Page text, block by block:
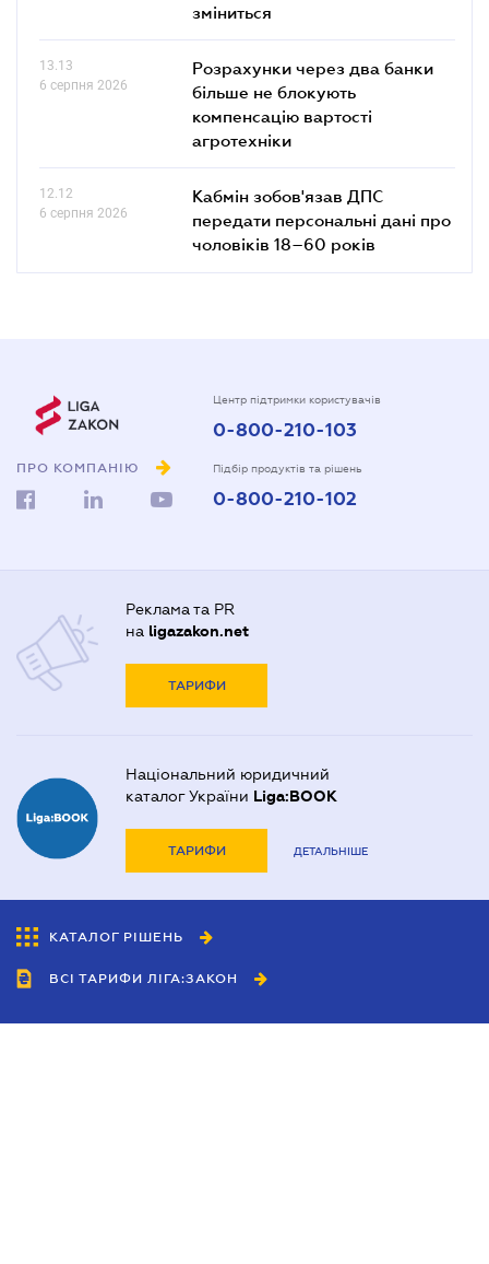
зміниться
13.13
6 серпня 2026
Розрахунки через два банки
більше не блокують
компенсацію вартості
агротехніки
12.12
6 серпня 2026
Кабмін зобов'язав ДПС
передати персональні дані про
чоловіків 18–60 років
ПРО КОМПАНІЮ
Центр підтримки користувачів
0-800-210-103
Підбір продуктів та рішень
0-800-210-102
Реклама та PR
на ligazakon.net
ТАРИФИ
Національний юридичний
каталог України Liga:BOOK
ТАРИФИ ДЕТАЛЬНІШЕ
КАТАЛОГ РІШЕНЬ
ВСІ ТАРИФИ ЛІГА:ЗАКОН